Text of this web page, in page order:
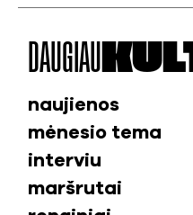
DAUGIAU
naujienos
mėnesio tema
interviu
maršrutai